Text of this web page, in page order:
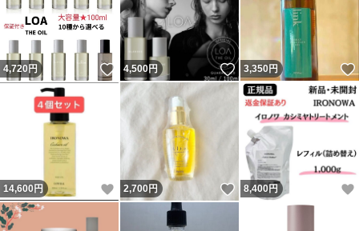
4,720 円 いいね！
4,500円 いいね！
3,350円
14,600 円 いいね！
2,700円 いいね！
8,400円